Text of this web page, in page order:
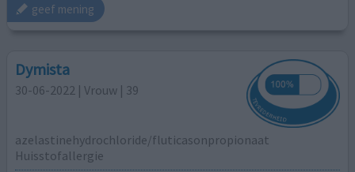
geef mening
Dymista
30-06-2022 | Vrouw | 39
azelastinehydrochloride/fluticasonpropionaat
Huisstofallergie